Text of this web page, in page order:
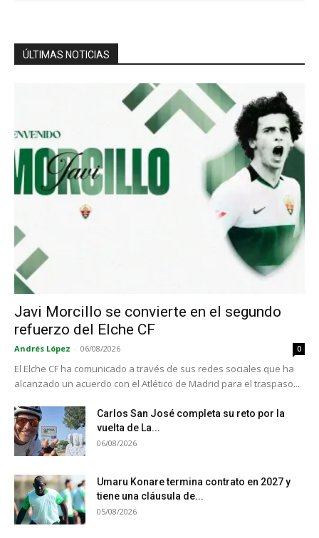
ÚLTIMAS NOTICIAS
Javi Morcillo se convierte en el segundo
refuerzo del Elche CF
Andrés López - 06/08/2026 0
El Elche CF ha comunicado a través de sus redes sociales que ha
alcanzado un acuerdo con el Atlético de Madrid para el traspaso...
Carlos San José completa su reto por la
vuelta de La...
06/08/2026
Umaru Konare termina contrato en 2027 y
tiene una cláusula de...
05/08/2026